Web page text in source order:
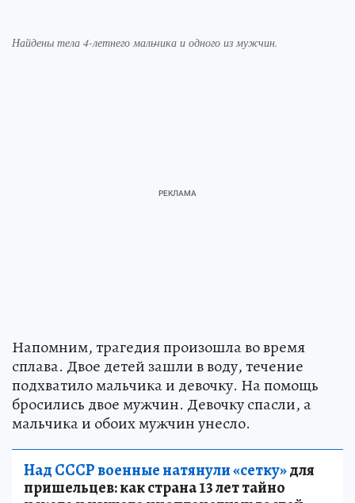
Найдены тела 4-летнего мальчика и одного из мужчин.
Напомним, трагедия произошла во время
сплава. Двое детей зашли в воду, течение
подхватило мальчика и девочку. На помощь
бросились двое мужчин. Девочку спасли, а
мальчика и обоих мужчин унесло.
Над СССР военные натянули «сетку»для
пришельцев: как страна 13 лет тайно